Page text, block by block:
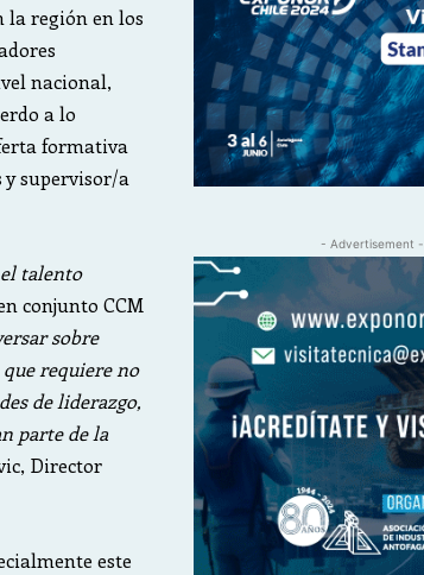
la región en los
nacional,
a lo
formativa
y supervisor/a
talento
conjunto CCM
sobre
requiere no
de liderazgo,
parte de la
Director
este
- Advertisement -